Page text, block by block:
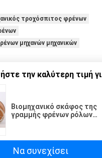
τροχόσπιτος φρένων
μηχανών μηχανικών
την καλύτερη τιμή
Βιομηχανικό σκάφος της
γραμμής φρένων ρόλων
Να συνεχίσει